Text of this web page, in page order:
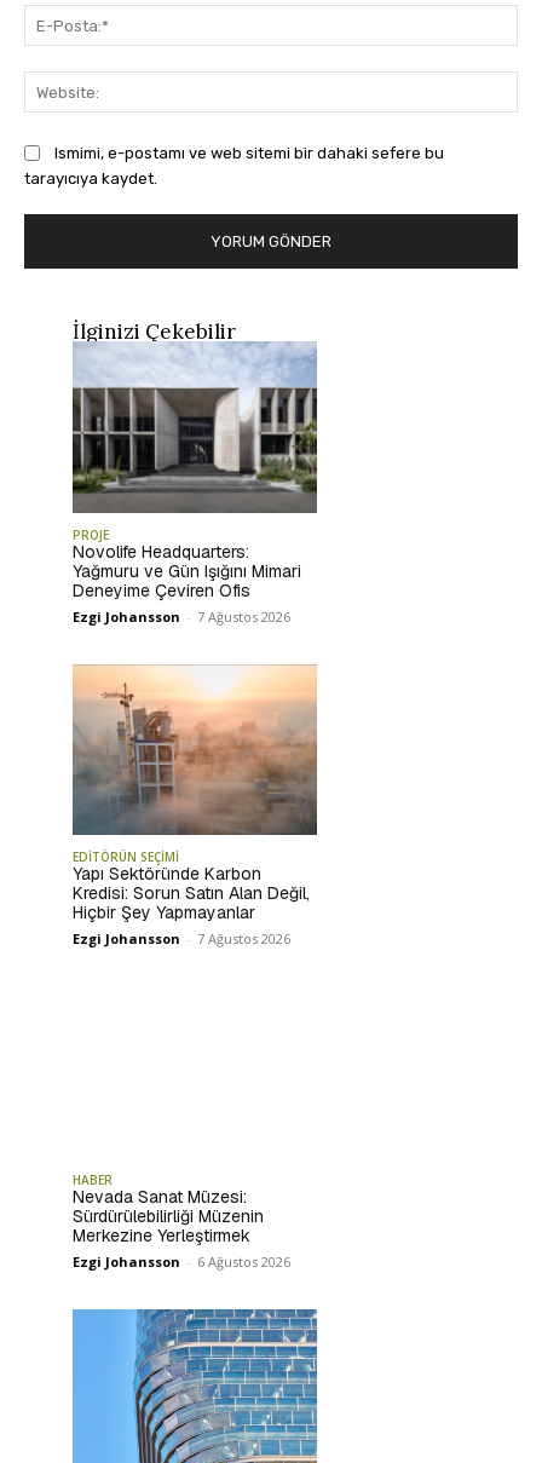
Ismimi, e-postamı ve web sitemi bir dahaki sefere bu
tarayıcıya kaydet.
İlginizi Çekebilir
PROJE
Novolife Headquarters:
Yağmuru ve Gün Işığını Mimari
Deneyime Çeviren Ofis
Ezgi Johansson - 7 Ağustos 2026
EDİTÖRÜN SEÇİMİ
Yapı Sektöründe Karbon
Kredisi: Sorun Satın Alan Değil,
Hiçbir Şey Yapmayanlar
Ezgi Johansson - 7 Ağustos 2026
HABER
Nevada Sanat Müzesi:
Sürdürülebilirliği Müzenin
Merkezine Yerleştirmek
Ezgi Johansson - 6 Ağustos 2026